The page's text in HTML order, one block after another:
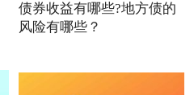
债券收益有哪些?地方债的
风险有哪些？